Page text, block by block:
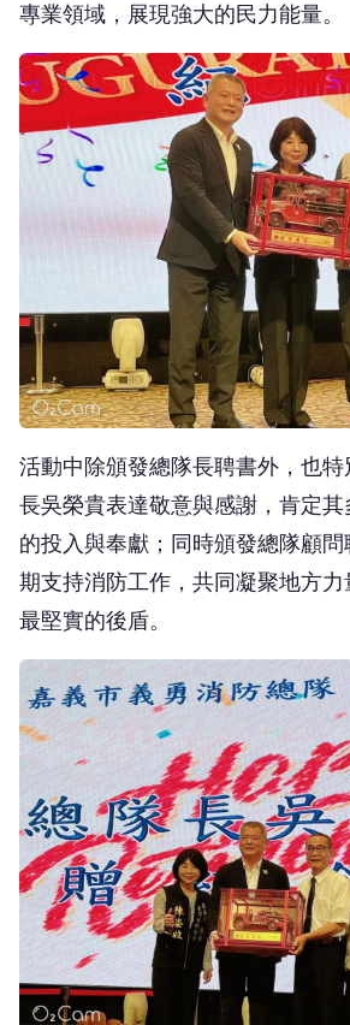
專業領域，展現強大的民力能量。
活動中除頒發總隊長聘書外，也
長吳榮貴表達敬意與感謝，肯定
的投入與奉獻；同時頒發總隊顧
期支持消防工作，共同凝聚地方
最堅實的後盾。